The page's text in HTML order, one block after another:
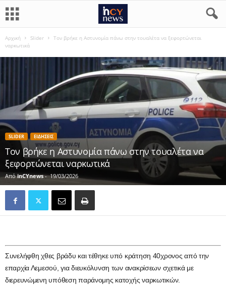
Αρχική Slider
Τον βρήκε η Αστυνομία πάνω στην τουαλέτα να ξεφορτώνεται
ναρκωτικά
SLIDER ΕΙΔΗΣΕΙΣ
Τον βρήκε η Αστυνομία πάνω στην τουαλέτα να
ξεφορτώνεται ναρκωτικά
Από inCYnews- 19/03/2026
Συνελήφθη χθες βράδυ και τέθηκε υπό κράτηση 40χρονος από την
επαρχία Λεμεσού, για διευκόλυνση των ανακρίσεων σχετικά με
διερευνώμενη υπόθεση παράνομης κατοχής ναρκωτικών.